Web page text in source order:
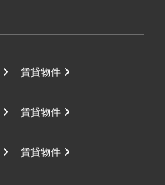
賃貸物件
賃貸物件
賃貸物件